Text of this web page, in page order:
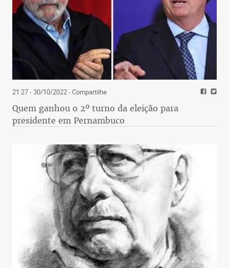
21:27 - 30/10/2022- Compartilhe
Quem ganhou o 2º turno da eleição para
presidente em Pernambuco